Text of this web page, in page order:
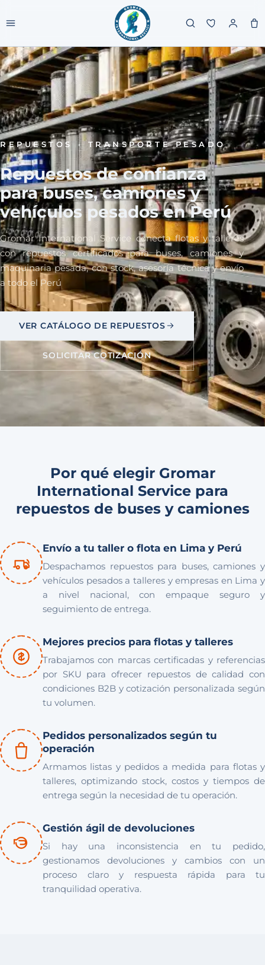
REPUESTOS · TRANSPORTE PESADO
Repuestos de confianza
para buses, camiones y
vehículos pesados en Perú
Gromar International Service conecta flotas y talleres
con repuestos certificados para buses, camiones y
maquinaria pesada, con stock, asesoría técnica y envío
a todo el Perú
VER CATÁLOGO DE REPUESTOS
SOLICITAR COTIZACIÓN
Por qué elegir Gromar
International Service para
repuestos de buses y camiones
Envío a tu taller o flota en Lima y Perú
Despachamos repuestos para buses, camiones y
vehículos pesados a talleres y empresas en Lima y
a nivel nacional, con empaque seguro y
seguimiento de entrega.
Mejores precios para flotas y talleres
Trabajamos con marcas certificadas y referencias
por SKU para ofrecer repuestos de calidad con
condiciones B2B y cotización personalizada según
tu volumen.
Pedidos personalizados según tu
operación
Armamos listas y pedidos a medida para flotas y
talleres, optimizando stock, costos y tiempos de
entrega según la necesidad de tu operación.
Gestión ágil de devoluciones
Si hay una inconsistencia en tu pedido,
gestionamos devoluciones y cambios con un
proceso claro y respuesta rápida para tu
tranquilidad operativa.